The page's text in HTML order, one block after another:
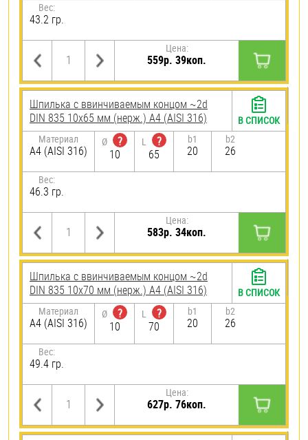
Вес:
43.2 гр.
Цена:
559р. 39коп.
Шпилька c ввинчиваемым концом ~2d
DIN 835 10х65 мм (нерж.) A4 (AISI 316)
Материал
A4 (AISI 316)
Ø
?
10
L
?
65
b1
20
b2
26
Вес:
46.3 гр.
Цена:
583р. 34коп.
В СПИСОК
Шпилька c ввинчиваемым концом ~2d
DIN 835 10х70 мм (нерж.) A4 (AISI 316)
Материал
A4 (AISI 316)
Ø
?
10
L
?
70
b1
20
b2
26
Вес:
49.4 гр.
Цена:
627р. 76коп.
В СПИСОК